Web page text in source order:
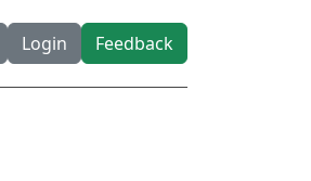
Login Feedback